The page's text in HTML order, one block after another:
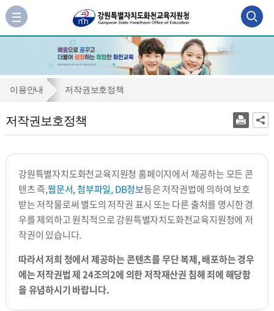
검
색
역
기
사
이
로
가
저
권
호
이용안내 저작권보호정책
저작권보호정책
강원특별자치도화천교육지원청 홈페이지에서 제공하는 모든 콘
텐츠 즉,웹문서, 첨부파일, DB정보등은 저작권법에 의하여 보호
받는 저작물로써 별도의 저작권 표시 또는 다른 출처를 명시한 경
우를 제외하고 원칙적으로 강원특별자치도화천교육지원청에 저
작권이 있습니다.
따라서 저희 청에서 제공하는 콘텐츠를 무단 복제, 배포하는 경우
에는 저작권법 제 24조의2에 의한 저작재산권 침해 죄에 해당함
을 유념하시기 바랍니다.